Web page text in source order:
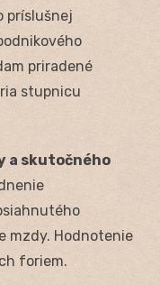
príslušnej
priradené
stupnicu
a skutočného
mzdy. Hodnotenie
foriem.